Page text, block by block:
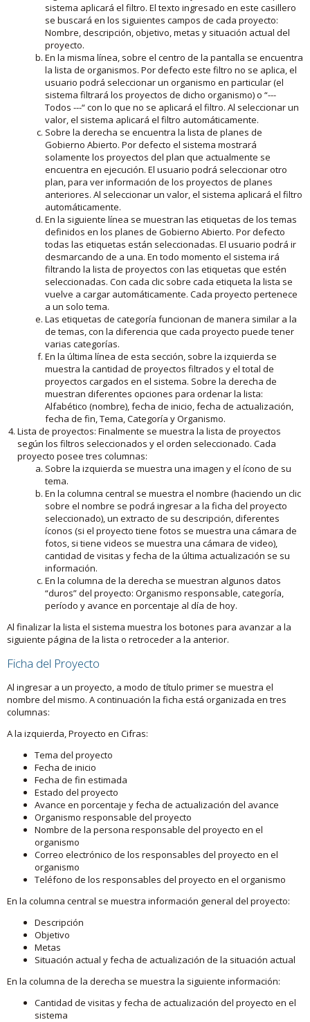
sistema aplicará el filtro. El texto ingresado en este casillero
se buscará en los siguientes campos de cada proyecto:
Nombre, descripción, objetivo, metas y situación actual del
proyecto.
En la misma línea, sobre el centro de la pantalla se encuentra
la lista de organismos. Por defecto este filtro no se aplica, el
usuario podrá seleccionar un organismo en particular (el
sistema filtrará los proyectos de dicho organismo) o “---
Todos ---“ con lo que no se aplicará el filtro. Al seleccionar un
valor, el sistema aplicará el filtro automáticamente.
Sobre la derecha se encuentra la lista de planes de
Gobierno Abierto. Por defecto el sistema mostrará
solamente los proyectos del plan que actualmente se
encuentra en ejecución. El usuario podrá seleccionar otro
plan, para ver información de los proyectos de planes
anteriores. Al seleccionar un valor, el sistema aplicará el filtro
automáticamente.
En la siguiente línea se muestran las etiquetas de los temas
definidos en los planes de Gobierno Abierto. Por defecto
todas las etiquetas están seleccionadas. El usuario podrá ir
desmarcando de a una. En todo momento el sistema irá
filtrando la lista de proyectos con las etiquetas que estén
seleccionadas. Con cada clic sobre cada etiqueta la lista se
vuelve a cargar automáticamente. Cada proyecto pertenece
a un solo tema.
Las etiquetas de categoría funcionan de manera similar a la
de temas, con la diferencia que cada proyecto puede tener
varias categorías.
En la última línea de esta sección, sobre la izquierda se
muestra la cantidad de proyectos filtrados y el total de
proyectos cargados en el sistema. Sobre la derecha de
muestran diferentes opciones para ordenar la lista:
Alfabético (nombre), fecha de inicio, fecha de actualización,
fecha de fin, Tema, Categoría y Organismo.
Lista de proyectos: Finalmente se muestra la lista de proyectos
según los filtros seleccionados y el orden seleccionado. Cada
proyecto posee tres columnas:
Sobre la izquierda se muestra una imagen y el ícono de su
tema.
En la columna central se muestra el nombre (haciendo un clic
sobre el nombre se podrá ingresar a la ficha del proyecto
seleccionado), un extracto de su descripción, diferentes
íconos (si el proyecto tiene fotos se muestra una cámara de
fotos, si tiene videos se muestra una cámara de video),
cantidad de visitas y fecha de la última actualización se su
información.
En la columna de la derecha se muestran algunos datos
“duros” del proyecto: Organismo responsable, categoría,
período y avance en porcentaje al día de hoy.
Al finalizar la lista el sistema muestra los botones para avanzar a la
siguiente página de la lista o retroceder a la anterior.
Ficha del Proyecto
Al ingresar a un proyecto, a modo de título primer se muestra el
nombre del mismo. A continuación la ficha está organizada en tres
columnas:
A la izquierda, Proyecto en Cifras:
Tema del proyecto
Fecha de inicio
Fecha de fin estimada
Estado del proyecto
Avance en porcentaje y fecha de actualización del avance
Organismo responsable del proyecto
Nombre de la persona responsable del proyecto en el
organismo
Correo electrónico de los responsables del proyecto en el
organismo
Teléfono de los responsables del proyecto en el organismo
En la columna central se muestra información general del proyecto:
Descripción
Objetivo
Metas
Situación actual y fecha de actualización de la situación actual
En la columna de la derecha se muestra la siguiente información:
Cantidad de visitas y fecha de actualización del proyecto en el
sistema